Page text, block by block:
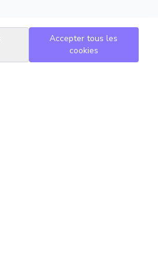
Accepter tous les
cookies